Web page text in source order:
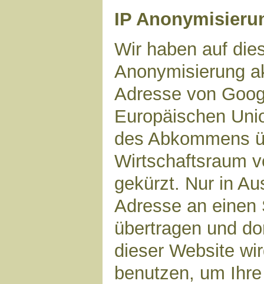
IP
Wir haben auf
Anonymisierung
Adresse von
Europäischen
des Abkommens
Wirtschaftsraum
gekürzt. Nur in
Adresse an einen
übertragen und
dieser Website
benutzen, um